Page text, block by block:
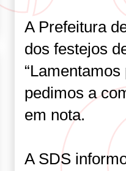
A Prefeitura
dos festejos
pedimos a
em nota.
A SDS